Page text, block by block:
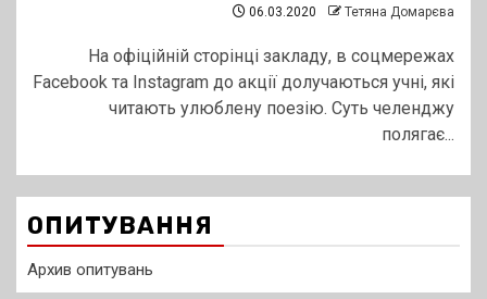
06.03.2020 Тетяна Домарєва
На офіційній сторінці закладу, в соцмережах
Facebook та Instagram до акції долучаються учні, які
читають улюблену поезію. Суть челенджу
полягає...
ОПИТУВАННЯ
Архив опитувань